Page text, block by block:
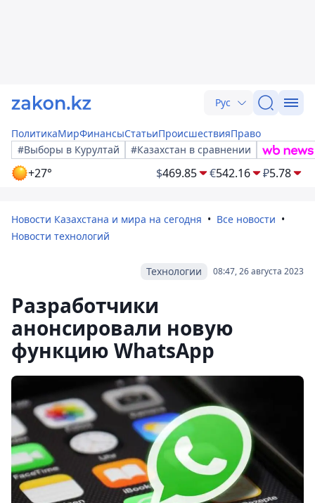
Рус
ПолитикаМирФинансыСтатьиПроисшествияПраво
#Выборы в Курултай
#Казахстан в сравнении
+27° $469.85 €542.16 ₽5.78
Новости Казахстана и мира на сегодня
Все новости
Новости технологий
08:47, 26 августа 2023
Технологии
Разработчики
анонсировали новую
функцию WhatsApp